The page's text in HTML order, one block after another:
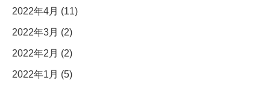
2022年4月 (11)
2022年3月 (2)
2022年2月 (2)
2022年1月 (5)